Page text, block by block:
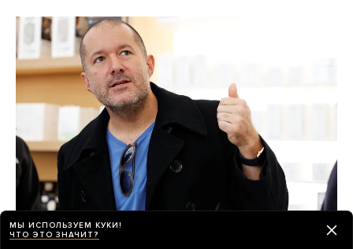
МЫ ИСПОЛЬЗУЕМ КУКИ!
ЧТО ЭТО ЗНАЧИТ?